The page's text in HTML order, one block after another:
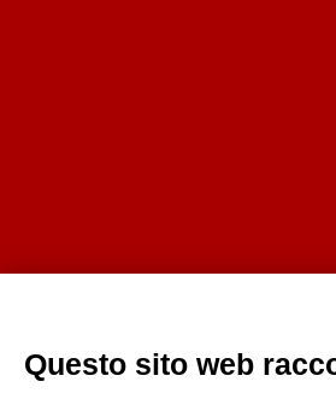
Questo sito web